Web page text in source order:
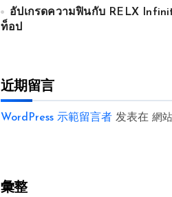
อัปเกรดความฟินกับ RELX
ท็อป
近期留言
WordPress 示範留言者 发表在 網
彙整